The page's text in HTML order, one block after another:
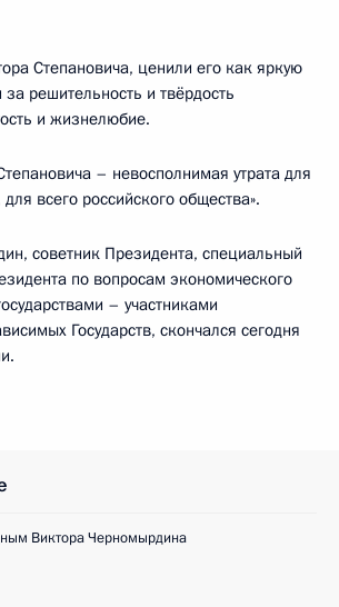
Степановича, ценили его как яркую
решительность и твёрдость
и жизнелюбие.
– невосполнимая утрата для
всего российского общества».
советник Президента, специальный
по вопросам экономического
– участниками
Государств, скончался сегодня
Виктора Черномырдина